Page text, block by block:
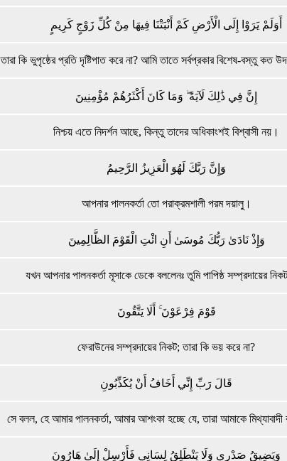
أَوَلَمْ يَرَوْا إِلَى الْأَرْضِ كَمْ أَنْبَتْنَا فِيهَا مِنْ كُلِّ زَوْجٍ كَرِيمٍ
তারা কি ভুপৃষ্ঠের প্রতি দৃষ্টিপাত করে না? আমি তাতে সর্বপ্রকার বিশেষ-বস্তু কত
إِنَّ فِي ذَٰلِكَ لَآيَةً ۖ وَمَا كَانَ أَكْثَرُهُمْ مُؤْمِنِينَ
নিশ্চয় এতে নিদর্শন আছে, কিন্তু তাদের অধিকাংশই বিশ্বাসী নয়।
وَإِنَّ رَبَّكَ لَهُوَ الْعَزِيزُ الرَّحِيمُ
আপনার পালনকর্তা তো পরাক্রমশালী পরম দয়ালু।
وَإِذْ نَادَىٰ رَبُّكَ مُوسَىٰ أَنِ ائْتِ الْقَوْمَ الظَّالِمِينَ
যখন আপনার পালনকর্তা মূসাকে ডেকে বললেনঃ তুমি পাপিষ্ঠ সম্প্রদায়ের
قَوْمَ فِرْعَوْنَ ۚ أَلَا يَتَّقُونَ
ফেরাউনের সম্প্রদায়ের নিকট; তারা কি ভয় করে না?
قَالَ رَبِّ إِنِّي أَخَافُ أَنْ يُكَذِّبُونِ
সে বলল, হে আমার পালনকর্তা, আমার আশংকা হচ্ছে যে, তারা আমাকে মিথ্যাবাদী
وَيَضِيقُ صَدْرِي وَلَا يَنْطَلِقُ لِسَانِي فَأَرْسِلْ إِلَىٰ هَارُونَ